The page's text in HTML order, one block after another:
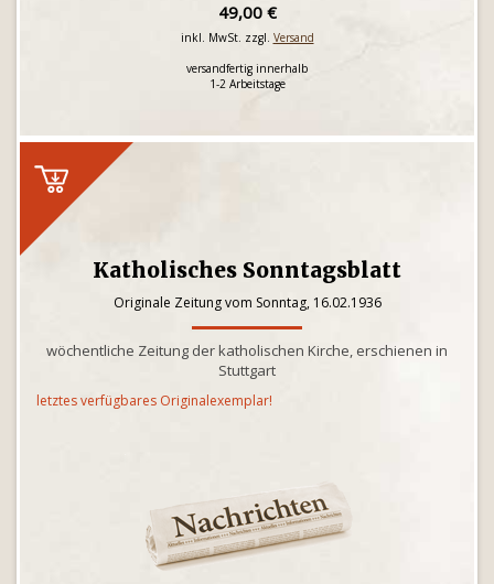
49,00 €
inkl. MwSt. zzgl. Versand
versandfertig innerhalb
1-2 Arbeitstage
Katholisches Sonntagsblatt
Originale Zeitung vom Sonntag, 16.02.1936
wöchentliche Zeitung der katholischen Kirche, erschienen in
Stuttgart
letztes verfügbares Originalexemplar!